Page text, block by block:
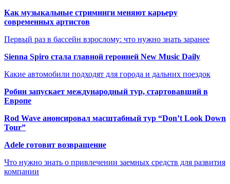
Как музыкальные стриминги меняют карьеру
современных артистов
Первый раз в бассейн взрослому: что нужно знать заранее
Sienna Spiro стала главной героиней New Music Daily
Какие автомобили подходят для города и дальних поездок
Робин запускает международный тур, стартовавший в
Европе
Rod Wave анонсировал масштабный тур “Don’t Look Down
Tour”
Adele готовит возвращение
Что нужно знать о привлечении заемных средств для развития
компании